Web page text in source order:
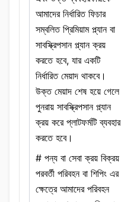
আমাদের নির্ধারিত ফিচার
সম্বলিত প্রিমিয়াম প্ল্যান বা
সাবস্ক্রিপসান প্ল্যান ক্রয়
করতে হবে, যার একটি
নির্ধারিত মেয়াদ থাকবে।
উক্ত মেয়াদ শেষ হয়ে গেলে
পুনরায় সাবস্ক্রিপসান প্ল্যান
ক্রয় করে প্লাটফর্মটি ব্যবহার
করতে হবে।
# পন্য বা সেবা ক্রয় বিক্রয়
পরবর্তী পরিবহন বা শিপিং এর
ক্ষেত্রে আমাদের পরিবহন